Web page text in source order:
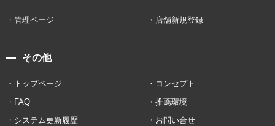
管理ページ 店舗新規登録
その他
トップページ
コンセプト
FAQ
推薦環境
システム更新履歴
お問い合せ